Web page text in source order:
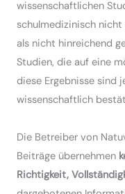
wissenschaftlichen
schulmedizinisch
als nicht hinreichend
Studien, die auf eine
diese Ergebnisse sind
wissenschaftlich
Die Betreiber von
Beiträge übernehmen
Richtigkeit,